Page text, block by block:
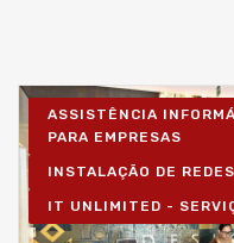
ASSISTÊNCIA
PARA EMPRESAS
INSTALAÇÃO DE
IT UNLIMITED -